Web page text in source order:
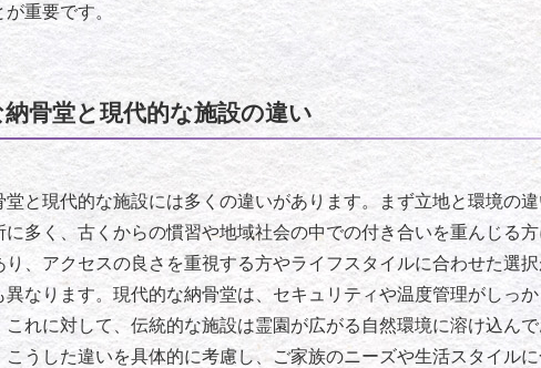
重要です。
骨堂と現代的な施設の違い
堂と現代的な施設には多くの違いがあります。まず立地と環境の
に多く、古くからの慣習や地域社会の中での付き合いを重んじる
り、アクセスの良さを重視する方やライフスタイルに合わせた選
異なります。現代的な納骨堂は、セキュリティや温度管理がしっ
これに対して、伝統的な施設は霊園が広がる自然環境に溶け込ん
こうした違いを具体的に考慮し、ご家族のニーズや生活スタイル